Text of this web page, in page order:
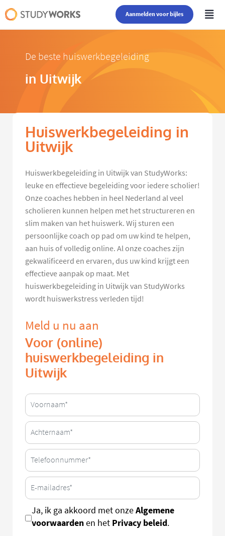
Aanmelden voor bijles
De beste huiswerkbegeleiding
in Uitwijk
Huiswerkbegeleiding in
Uitwijk
Huiswerkbegeleiding in Uitwijk van StudyWorks:
leuke en effectieve begeleiding voor iedere scholier!
Onze coaches hebben in heel Nederland al veel
scholieren kunnen helpen met het structureren en
slim maken van het huiswerk. Wij sturen een
persoonlijke coach op pad om uw kind te helpen,
aan huis of volledig online. Al onze coaches zijn
gekwalificeerd en ervaren, dus uw kind krijgt een
effectieve aanpak op maat. Met
huiswerkbegeleiding in Uitwijk van StudyWorks
wordt huiswerkstress verleden tijd!
Meld u nu aan
Voor (online)
huiswerkbegeleiding in
Uitwijk
Ja, ik ga akkoord met onzeAlgemene
voorwaardenen het Privacy beleid.